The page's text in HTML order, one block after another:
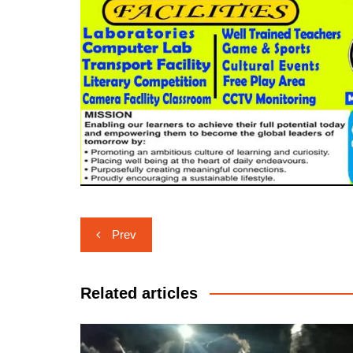
Post
navigation
Prev
Related articles